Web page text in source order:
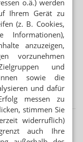
o.ä.) werden
Ihrem Gerät zu
(z. B. Cookies,
Informationen),
anzuzeigen,
vorzunehmen
und
sowie die
und dafür
messen zu
stimmen Sie
widerruflich)
auch Ihre